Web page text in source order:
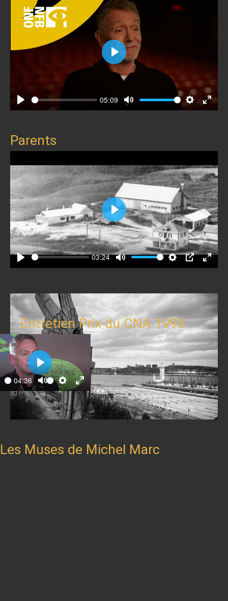
Play
05:09
Mute SettingsEnter
Play
Parents
Play
03:24
Mute SettingsPIP
Enter
Play
Entretien Prix du CNA 1993
04:36
Mute SettingsEnter
fullscreen
Play
Les Muses de Michel Marc